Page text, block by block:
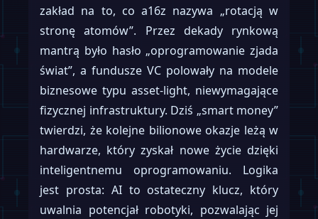
zakład na to, co a16z nazywa „rotacją w
stronę atomów”. Przez dekady rynkową
mantrą było hasło „oprogramowanie zjada
świat”, a fundusze VC polowały na modele
biznesowe typu asset-light, niewymagające
fizycznej infrastruktury. Dziś „smart money”
twierdzi, że kolejne bilionowe okazje leżą w
hardwarze, który zyskał nowe życie dzięki
inteligentnemu oprogramowaniu. Logika
jest prosta: AI to ostateczny klucz, który
uwalnia potencjał robotyki, pozwalając jej